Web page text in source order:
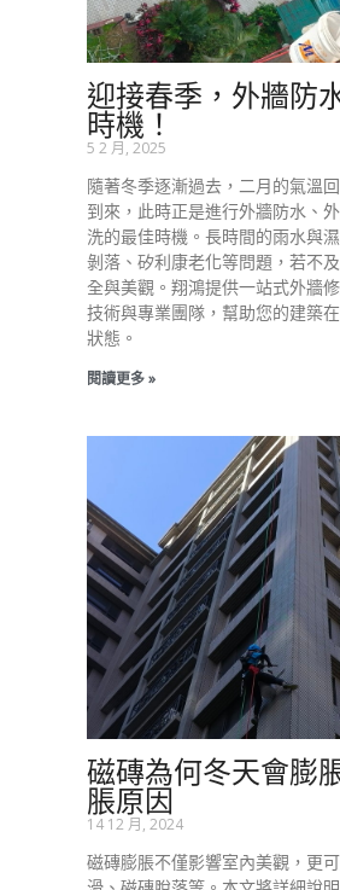
迎接春季，外牆防
時機！
5 2 月, 2025
隨著冬季逐漸過去，二月的氣溫
到來，此時正是進行外牆防水、
洗的最佳時機。長時間的雨水與
剝落、矽利康老化等問題，若不
全與美觀。翔鴻提供一站式外牆
技術與專業團隊，幫助您的建築
狀態。
閱讀更多 »
磁磚為何冬天會膨
脹原因
14 12 月, 2024
磁磚膨脹不僅影響室內美觀，更